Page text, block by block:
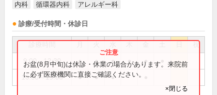
内科 循環器内科 アレルギー科
診療/受付時間・休診日
祝
9:00～12:30 ● ● ● ● ●
16:30～19:00 ● ● ●
お盆(8月中旬)は休診・休業の場合があります。来院前
に必ず医療機関に直接ご確認ください。
×閉じる